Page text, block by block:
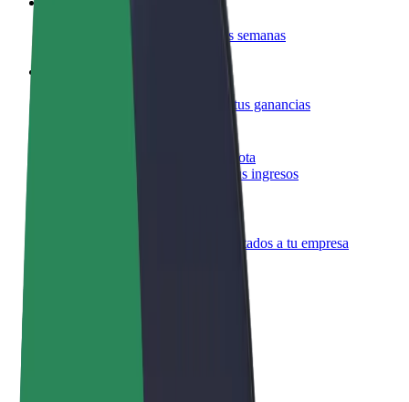
Reparte comida y cobra todas las semanas
Llega a más clientes y maximiza tus ganancias
Registrarse como propietario de flota
Añade tu flota a Bolt y potencia tus ingresos
Bolt para empresas
Productos y servicios de Bolt adaptados a tu empresa